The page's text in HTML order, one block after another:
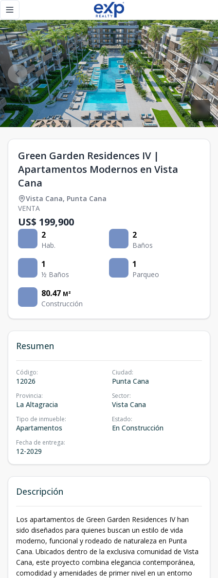
Toggle navigation menu
Green Garden Residences IV |
Apartamentos Modernos en Vista
Cana
Vista Cana, Punta Cana
VENTA
US$ 199,900
2
Hab.
2
Baños
1
½ Baños
1
Parqueo
80.47 M²
Construcción
Resumen
Código:
12026
Ciudad:
Punta Cana
Provincia:
La Altagracia
Sector:
Vista Cana
Tipo de inmueble:
Apartamentos
Estado:
En Construcción
Fecha de entrega:
12-2029
Descripción
Los apartamentos de Green Garden Residences IV han
sido diseñados para quienes buscan un estilo de vida
moderno, funcional y rodeado de naturaleza en Punta
Cana. Ubicados dentro de la exclusiva comunidad de Vista
Cana, este proyecto combina elegancia contemporánea,
comodidad y amenidades de primer nivel en un entorno
Green Garden Residences IV | Apartamentos Modernos en